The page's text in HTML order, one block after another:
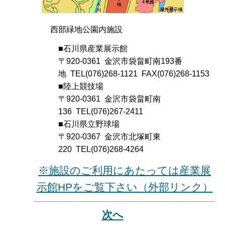
西部緑地公園内施設
■石川県産業展示館
〒920-0361 金沢市袋畠町南193番
地 TEL(076)268-1121 FAX(076)268-1153
■陸上競技場
〒920-0361 金沢市袋畠町南
136 TEL(076)267-2411
■石川県立野球場
〒920-0367 金沢市北塚町東
220 TEL(076)268-4264
※施設のご利用にあたっては産業展
示館HPをご覧下さい（外部リンク）
次へ